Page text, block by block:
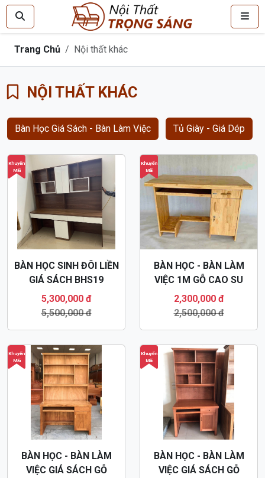
Trang Chủ Nội thất khác
NỘI THẤT KHÁC
Bàn Học Giá Sách - Bàn Làm Việc Tủ Giày - Giá Dép
Khuyến
Mãi
BÀN HỌC SINH ĐÔI LIỀN
GIÁ SÁCH BHS19
5,300,000 đ
5,500,000 đ
Khuyến
Mãi
BÀN HỌC - BÀN LÀM
VIỆC 1M GỖ CAO SU
BHS12
2,300,000 đ
2,500,000 đ
Khuyến
Mãi
BÀN HỌC - BÀN LÀM
VIỆC GIÁ SÁCH GỖ
Khuyến
Mãi
BÀN HỌC - BÀN LÀM
VIỆC GIÁ SÁCH GỖ